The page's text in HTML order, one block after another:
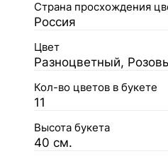
Страна просхождения
Россия
Цвет
Разноцветный,
Кол-во цветов в букете
11
Высота букета
40 см.